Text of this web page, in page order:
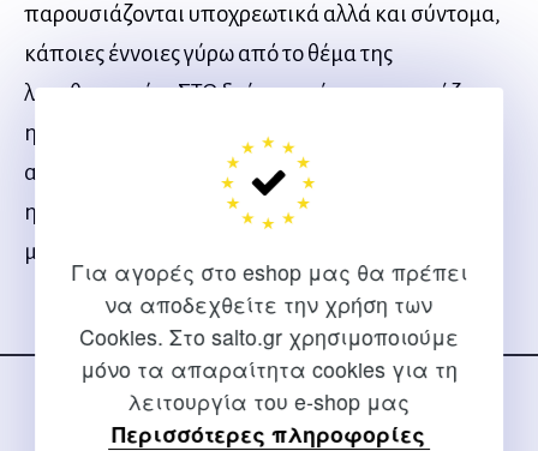
Για αγορές στο eshop μας θα πρέπει
να αποδεχθείτε την χρήση των
Cookies. Στο salto.gr χρησιμοποιούμε
μόνο τα απαραίτητα cookies για τη
λειτουργία του e-shop μας
Περισσότερες πληροφορίες
παρουσιάζονται υποχρεωτικά αλλά και σύντομα,
κάποιες έννοιες γύρω από το θέμα της
λογοθεραπείας ΣΤΟ δεύτερο μέρος προυσιάζεται
η επεμβατική θεραπευτική διαδικασία των
αφασιών. ΣΤΟ τρίτο και τελευταίο παρουσιάζεται
η επεμβατική θεραπευτική διαδικασία στις
μαθησιακές δυσκολίες – δυσλεξία.
Ακολουθήστε μας
στα social media